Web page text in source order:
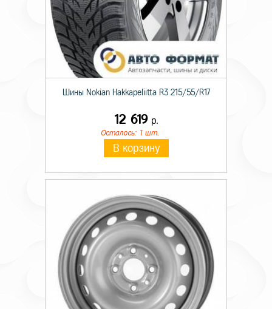
Шины Nokian Hakkapeliitta R3 215/55/R17
12 619р.
Осталось: 1 шт.
В корзину